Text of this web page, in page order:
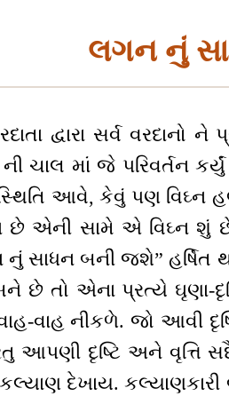
લગન નું
દ્વારા સર્વ વરદાનો
ની ચાલ માં જે પરિવર્તન
આવે, કેવું પણ વિઘ્ન
છે એની સામે એ વિઘ્ન શું
સાધન બની જશે” હર્ષિત
બને છે તો એના પ્રત્યે
વાહ નીકળે. જો આવી
આપણી દૃષ્ટિ અને વૃત્તિ
દેખાય. કલ્યાણકારી